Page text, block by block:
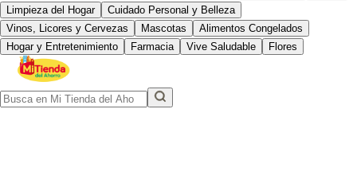
Limpieza del Hogar
Cuidado Personal y Belleza
Vinos, Licores y Cervezas
Mascotas
Alimentos Congelados
Hogar y Entretenimiento
Farmacia Vive Saludable Flores